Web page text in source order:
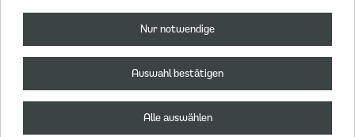
Große Bleichen 30/36 | 20354 Hamburg | Öffnungszeiten Mo - Sa
Nur notwendige
Auswahl bestätigen
Alle auswählen